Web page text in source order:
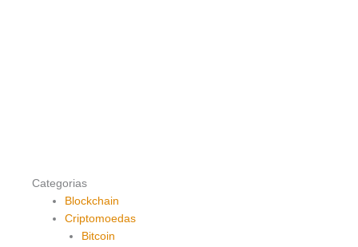
Categorias
Blockchain
Criptomoedas
Bitcoin